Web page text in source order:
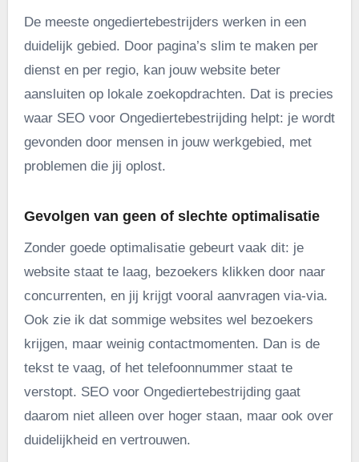
De meeste ongediertebestrijders werken in een
duidelijk gebied. Door pagina’s slim te maken per
dienst en per regio, kan jouw website beter
aansluiten op lokale zoekopdrachten. Dat is precies
waar SEO voor Ongediertebestrijding helpt: je wordt
gevonden door mensen in jouw werkgebied, met
problemen die jij oplost.
Gevolgen van geen of slechte optimalisatie
Zonder goede optimalisatie gebeurt vaak dit: je
website staat te laag, bezoekers klikken door naar
concurrenten, en jij krijgt vooral aanvragen via-via.
Ook zie ik dat sommige websites wel bezoekers
krijgen, maar weinig contactmomenten. Dan is de
tekst te vaag, of het telefoonnummer staat te
verstopt. SEO voor Ongediertebestrijding gaat
daarom niet alleen over hoger staan, maar ook over
duidelijkheid en vertrouwen.